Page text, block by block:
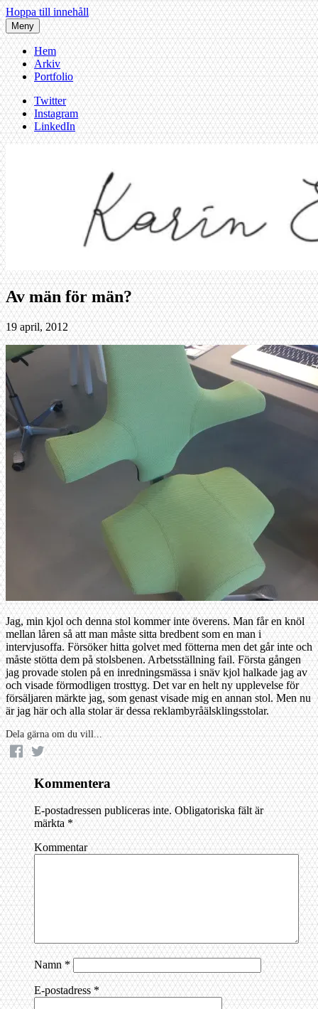
Hoppa till innehåll
Meny
Hem
Arkiv
Portfolio
Twitter
Instagram
LinkedIn
Karin af Malmoe
Av män för män?
19 april, 2012
Jag, min kjol och denna stol kommer inte överens. Man får en knöl
mellan låren så att man måste sitta bredbent som en man i
intervjusoffa. Försöker hitta golvet med fötterna men det går inte och
måste stötta dem på stolsbenen. Arbetsställning fail. Första gången
jag provade stolen på en inredningsmässa i snäv kjol halkade jag av
och visade förmodligen trosttyg. Det var en helt ny upplevelse för
försäljaren märkte jag, som genast visade mig en annan stol. Men nu
är jag här och alla stolar är dessa reklambyråälsklingsstolar.
Dela gärna om du vill...
Kommentera
E-postadressen publiceras inte.Obligatoriska fält är
märkta*
Kommentar
Namn*
E-postadress*